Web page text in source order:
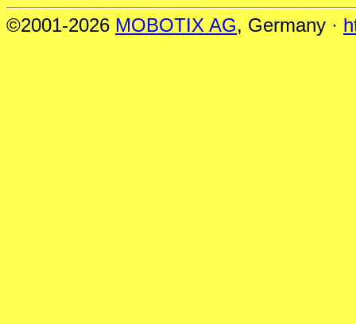
©2001-2026 MOBOTIX AG, Germany ·